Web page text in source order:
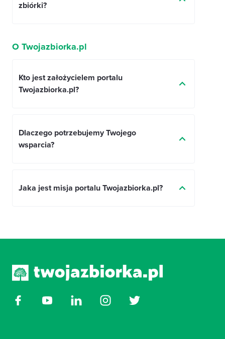
zbiórki?
O Twojazbiorka.pl
Kto jest założycielem portalu
Twojazbiorka.pl?
Dlaczego potrzebujemy Twojego
wsparcia?
Jaka jest misja portalu Twojazbiorka.pl?